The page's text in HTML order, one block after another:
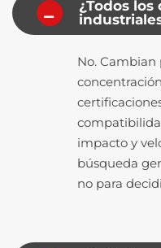
¿Todos los
No. Cambian
impacto y
búsqueda
no para